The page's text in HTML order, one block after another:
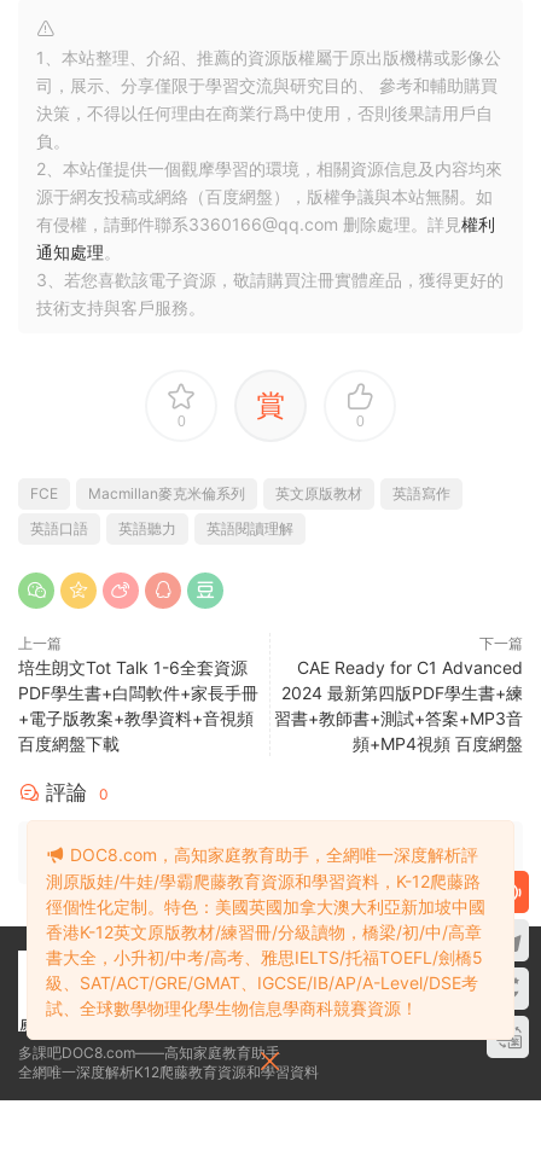
1、本站整理、介紹、推薦的資源版權屬于原出版機構或影像公
司，展示、分享僅限于學習交流與研究目的、 參考和輔助購買
決策，不得以任何理由在商業行爲中使用，否則後果請用戶自
負。
2、本站僅提供一個觀摩學習的環境，相關資源信息及内容均來
源于網友投稿或網絡（百度網盤），版權争議與本站無關。如
有侵權，請郵件聯系3360166@qq.com 删除處理。詳見權利
通知處理。
3、若您喜歡該電子資源，敬請購買注冊實體産品，獲得更好的
技術支持與客戶服務。
0 賞 0
FCE Macmillan麥克米倫系列 英文原版教材
英語寫作
英語口語
英語聽力 英語閱讀理解
上一篇
培生朗文Tot Talk 1-6全套資源
PDF學生書+白闆軟件+家長手冊
+電子版教案+教學資料+音視頻
百度網盤下載
下一篇
CAE Ready for C1 Advanced
2024 最新第四版PDF學生書+練
習書+教師書+測試+答案+MP3音
頻+MP4視頻 百度網盤
評論 0
請先登錄
多課吧DOC8.com——高知家庭教育助手
全網唯一深度解析K12爬藤教育資源和學習資料
DOC8.com，高知家庭教育助手，全網唯一深度解析評
測原版娃/牛娃/學霸爬藤教育資源和學習資料，K-12爬藤路
徑個性化定制。特色：美國英國加拿大澳大利亞新加坡中國
香港K-12英文原版教材/練習冊/分級讀物，橋梁/初/中/高章
書大全，小升初/中考/高考、雅思IELTS/托福TOEFL/劍橋5
級、SAT/ACT/GRE/GMAT、IGCSE/IB/AP/A-Level/DSE考
試、全球數學物理化學生物信息學商科競賽資源！